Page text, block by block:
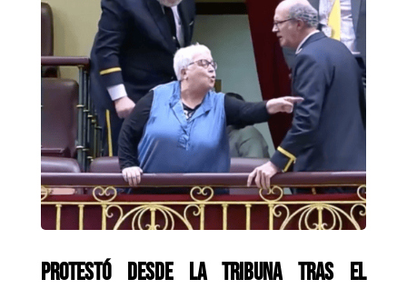
Protestó desde la tribuna tras el